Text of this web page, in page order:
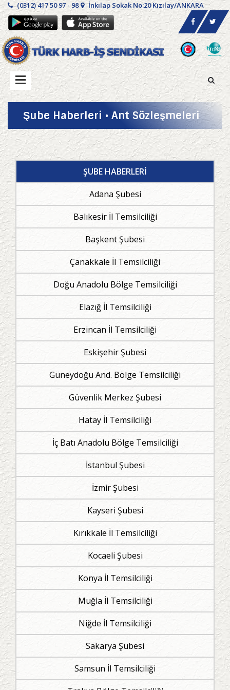
(0312) 417 50 97 - 98 İnkılap Sokak No:20 Kızılay/ANKARA
Şube Haberleri • Ant Sözleşmeleri
ŞUBE HABERLERİ
Adana Şubesi
Balıkesir İl Temsilciliği
Başkent Şubesi
Çanakkale İl Temsilciliği
Doğu Anadolu Bölge Temsilciliği
Elazığ İl Temsilciliği
Erzincan İl Temsilciliği
Eskişehir Şubesi
Güneydoğu And. Bölge Temsilciliği
Güvenlik Merkez Şubesi
Hatay İl Temsilciliği
İç Batı Anadolu Bölge Temsilciliği
İstanbul Şubesi
İzmir Şubesi
Kayseri Şubesi
Kırıkkale İl Temsilciliği
Kocaeli Şubesi
Konya İl Temsilciliği
Muğla İl Temsilciliği
Niğde İl Temsilciliği
Sakarya Şubesi
Samsun İl Temsilciliği